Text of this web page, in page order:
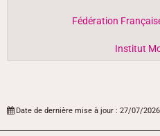
Fédération
Institut
Date de dernière mise à jour : 27/07/2026